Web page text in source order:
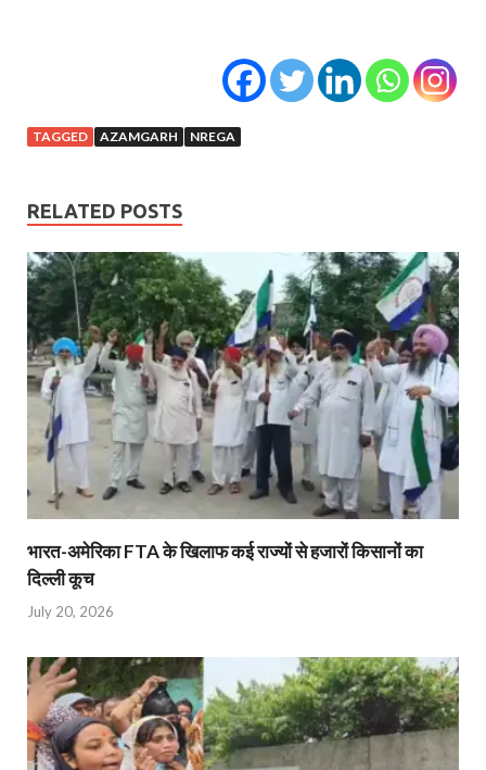
TAGGED AZAMGARH NREGA
RELATED POSTS
भारत-अमेरिका FTA के खिलाफ कई राज्यों से हजारों किसानों का
दिल्ली कूच
July 20, 2026